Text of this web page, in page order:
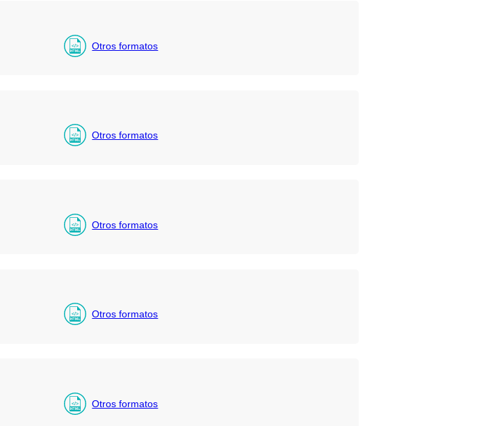
Otros formatos
Otros formatos
Otros formatos
Otros formatos
Otros formatos